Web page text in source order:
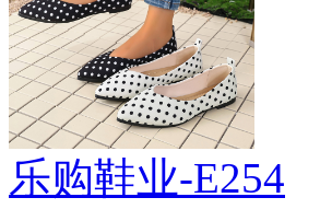
乐购鞋业-E254